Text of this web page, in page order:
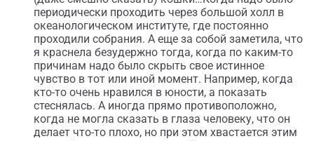
периодически проходить через большой холл в
океанологическом институте, где постоянно
проходили собрания. А еще за собой заметила, что
я краснела безудержно тогда, когда по каким-то
причинам надо было скрыть свое истинное
чувство в тот или иной момент. Например, когда
кто-то очень нравился в юности, а показать
стеснялась. А иногда прямо противоположно,
когда не могла сказать в глаза человеку, что он
делает что-то плохо, но при этом хвастается этим